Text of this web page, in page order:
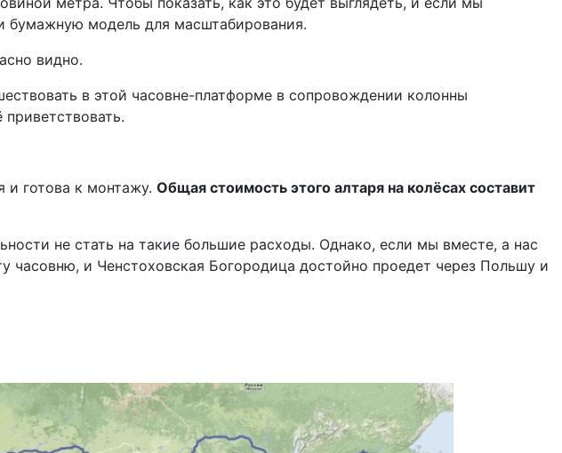
бумажную модель для масштабирования.
видно.
в этой часовне-платформе в сопровождении колонны
и готова к монтажу. Общая стоимость этого алтаря на колёсах составит
не стать на такие большие расходы. Однако, если мы вместе, а нас
часовню, и Ченстоховская Богородица достойно проедет через Польшу и